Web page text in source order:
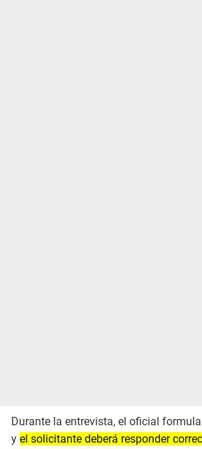
Durante la entrevista, el oficial
y el solicitante deberá responder